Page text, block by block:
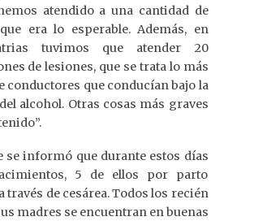
atendido a una cantidad de
era lo esperable. Además, en
tuvimos que atender 20
de lesiones, que se trata lo más
conductores que conducían bajo la
alcohol. Otras cosas más graves
se informó que durante estos días
5 de ellos por parto
través de cesárea. Todos los recién
madres se encuentran en buenas